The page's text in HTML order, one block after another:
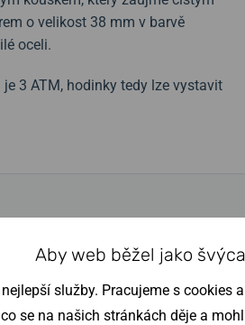
o velikost 38 mm v barvě
oceli.
3 ATM, hodinky tedy lze vystavit
Aby web běžel jako
služby. Pracujeme s cookies
se na našich stránkách děje a